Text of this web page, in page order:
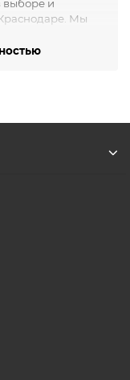
и
Мы
себе высокое
что
к
среди